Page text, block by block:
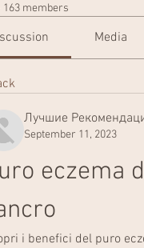
163 members
Media
Лучшие
September 11, 2023
eczema
i benefici del puro